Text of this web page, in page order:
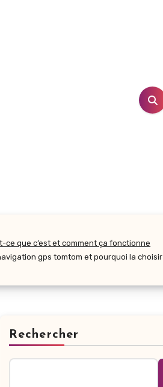
ce que c’est et comment ça fonctionne
gps tomtom et pourquoi la choisir
Rechercher